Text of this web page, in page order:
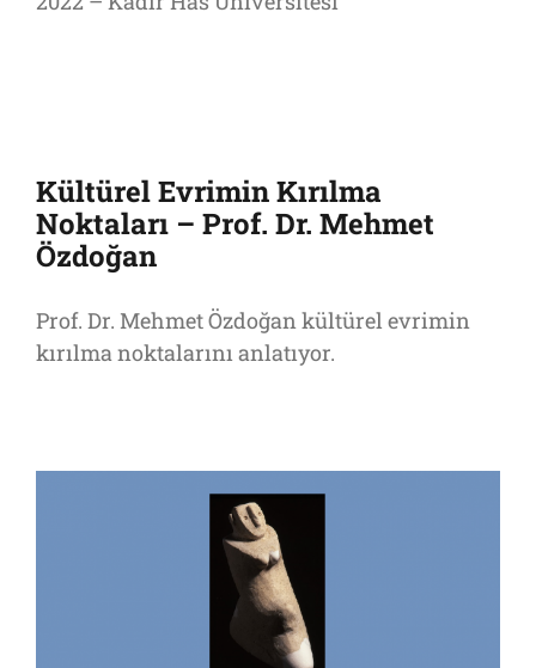
Kültürel Evrimin Kırılma
Noktaları – Prof. Dr. Mehmet
Özdoğan
Prof. Dr. Mehmet Özdoğan kültürel evrimin
kırılma noktalarını anlatıyor.